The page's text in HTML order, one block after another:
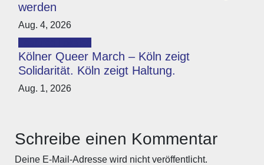
werden
Aug. 4, 2026
Kölner Queer March – Köln zeigt
Solidarität. Köln zeigt Haltung.
Aug. 1, 2026
Schreibe einen Kommentar
Deine E-Mail-Adresse wird nicht veröffentlicht.